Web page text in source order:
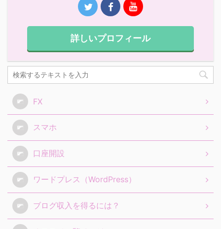
詳しいプロフィール
FX
スマホ
口座開設
ワードプレス（WordPress）
ブログ収入を得るには？